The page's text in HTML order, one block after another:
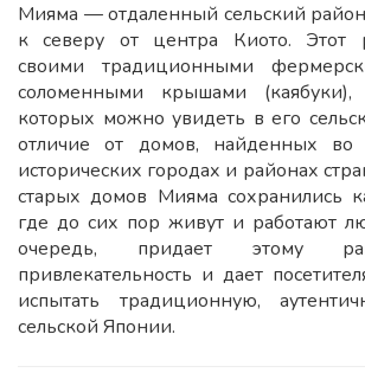
Мияма — отдаленный сельский
к северу от центра Киото. Этот
своими традиционными
соломенными крышами
которых можно увидеть в его
отличие от домов, найденных во
исторических городах и районах
старых домов Мияма сохранились
где до сих пор живут и работают
очередь, придает этому
привлекательность и дает
испытать традиционную,
сельской Японии.